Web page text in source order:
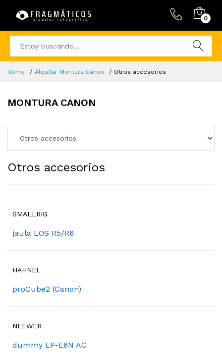
0
Home Alquilar Montura Canon Otros accesorios
MONTURA CANON
Otros accesorios
SMALLRIG
jaula EOS R5/R6
HAHNEL
proCube2 (Canon)
NEEWER
dummy LP-E6N AC